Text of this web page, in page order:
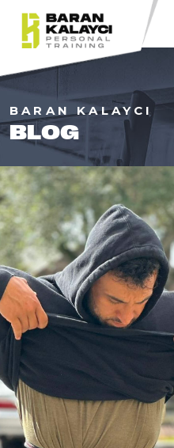
BARAN KALAYCI
BLOG